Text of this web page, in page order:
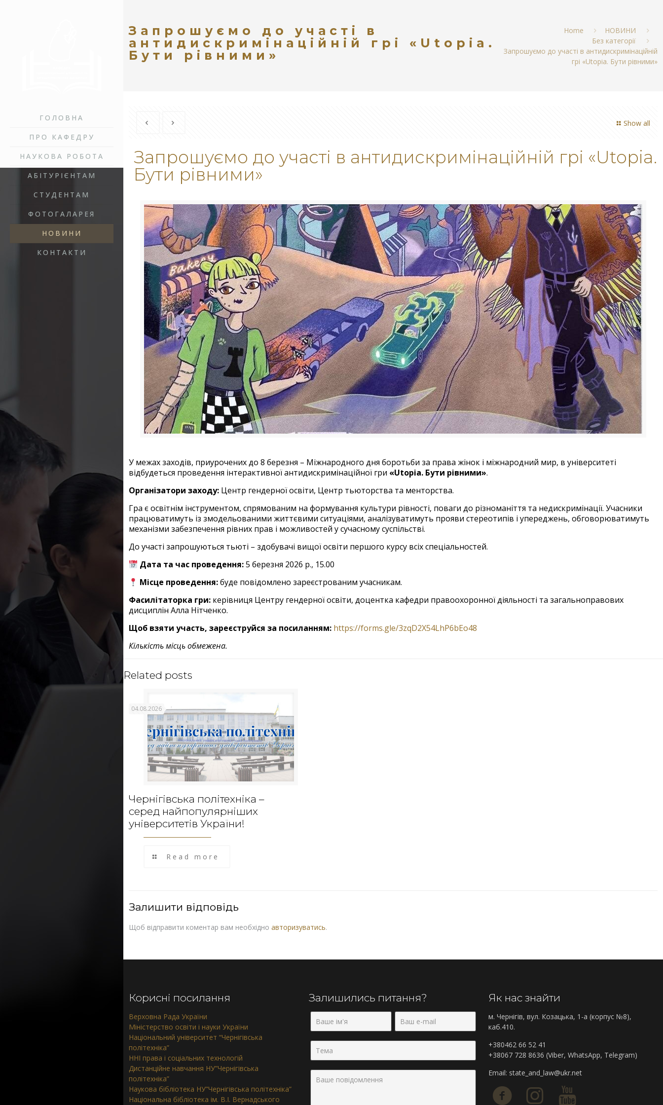
ГОЛОВНА
ПРО КАФЕДРУ
НАУКОВА РОБОТА
АБІТУРІЄНТАМ
СТУДЕНТАМ
ФОТОГАЛАРЕЯ
НОВИНИ
КОНТАКТИ
Запрошуємо до участі в
антидискримінаційній грі «Utopia.
Бути рівними»
Home
НОВИНИ
Без категорії
Запрошуємо до участі в антидискримінаційній
грі «Utopia. Бути рівними»
Show all
Запрошуємо до участі в антидискримінаційній грі «Utopia.
Бути рівними»
У межах заходів, приурочених до 8 березня – Міжнародного дня боротьби за права жінок і міжнародний мир, в університеті
відбудеться проведення інтерактивної антидискримінаційної гри «Utopia. Бути рівними».
Організатори заходу: Центр гендерної освіти, Центр тьюторства та менторства.
Гра є освітнім інструментом, спрямованим на формування культури рівності, поваги до різноманіття та недискримінації. Учасники
працюватимуть із змодельованими життєвими ситуаціями, аналізуватимуть прояви стереотипів і упереджень, обговорюватимуть
механізми забезпечення рівних прав і можливостей у сучасному суспільстві.
До участі запрошуються тьюті – здобувачі вищої освіти першого курсу всіх спеціальностей.
Дата та час проведення:5 березня 2026 р., 15.00
Місце проведення:буде повідомлено зареєстрованим учасникам.
Фасилітаторка гри: керівниця Центру гендерної освіти, доцентка кафедри правоохоронної діяльності та загальноправових
дисциплін Алла Нітченко.
Щоб взяти участь, зареєструйся за посиланням: https://forms.gle/3zqD2X54LhP6bEo48
Кількість місць обмежена.
Related posts
04.08.2026
Чернігівська політехніка –
серед найпопулярніших
університетів України!
Read more
Залишити відповідь
Щоб відправити коментар вам необхідно авторизуватись.
Корисні посилання
Верховна Рада України
Міністерство освіти і науки України
Національний університет “Чернігівська
політехніка”
ННІ права і соціальних технологій
Дистанційне навчання НУ”Чернігівська
політехніка”
Наукова бібліотека НУ”Чернігівська політехніка”
Національна бібліотека ім. В.І. Вернадського
Залишились питання? Як нас знайти
м. Чернігів, вул. Козацька, 1-а (корпус №8),
каб.410.
+380462 66 52 41
+38067 728 8636 (Viber, WhatsApp, Telegram)
Email: state_and_law@ukr.net